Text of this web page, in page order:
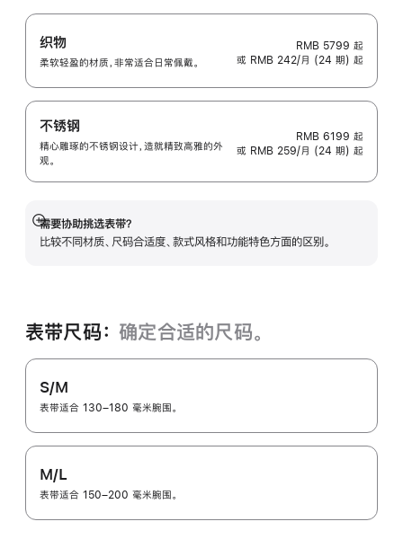
织物
柔软轻盈的材质，非常适合日常佩戴。
RMB 5799 起
或 RMB 242/月 (24 期) 起
不锈钢
精心雕琢的不锈钢设计，造就精致高雅的外
观。
RMB 6199 起
或 RMB 259/月 (24 期) 起
需要协助挑选表带？
比较不同材质、尺码合适度、款式风格和功能特色方面的区别。
展
开
表带尺码： 确定合适的尺码。
S/M
表带适合 130–180 毫米腕围。
M/L
表带适合 150–200 毫米腕围。